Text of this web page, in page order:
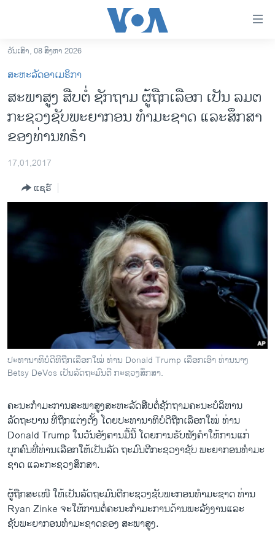
ເຂົ້າ
ຫາ
ຂ້າມ
ຂ້າມ
ໄປ
ຫາ
ຊອກ
ອາເມຣິກາ
ການເລືອກຕັ້ງ ປະທານາທີບໍດີ ສະຫະລັດ 2024
ອິດສະຫຼະພາບດ້ານການຂ່າວ
ຊີວິດຊາວລາວ
ຊຸມຊົນຊາວລາວ
ວິທະຍາສາດ-ເທັກໂນໂລຈີ
ວີດີໂອ
ສຽງ
ລາຍງານ
ຕິດຕາມພວກເຮົາ ທີ່
ພາສາຕ່າງໆ
ວັນເສົາ, 08 ສິງຫາ 2026
ສະຫະລັດອາເມຣິກາ
ສະພາສູງ ສືບຕໍ່ ຊັກຖາມ ຜູ້ຖືກເລືອກ ເປັນ ລມຕ
ກະຊວງຊັບພະຍາກອນ ທຳມະຊາດ ແລະສຶກສາ
ຂອງທ່ານທຣໍາ
17,01,2017
ແຊຣ໌
ປະທານາທິບໍດີທີຖືກເລືອກໃໝ່ ທ່ານ Donald Trump ເລືອກເອົາ ທ່ານນາງ
Betsy DeVos ເປັນລັດຖະມົນຕີ ກະຊວງສຶກສາ.
ຄະນະ​ກຳມະການ​ສະ​ພາ​ສູງ​ສະຫະລັດສືບ​ຕໍ່ຊັກ​ຖາມ​ຄະນະບໍລິຫານ
ລັດຖະບານ ​ທີ່ຖືກແຕ່ງ​ຕັ້ງ ​ໂດຍປະທານາທິບໍດີຖືກ​ເລື​ອກໃໝ່ ທ່ານ
Donald Trump ​ໃນ​ວັນ​ອັງຄານ​ມື້​ນີ້​ ໂດຍ​ການ​ຮັບ​ຟັງ​ຄຳ​ໃຫ້ການແກ່​
ບຸກຄົນ​ທີ່​ທ່ານ​ເລືອກ​ໃຫ້​ເປັນ​ລັດ ຖະມົນຕີ​ກະຊວງາຊັບ ພະຍາກອນ​ທຳ​ມະ​
ຊາດ ແລະ​ກະຊວງ​ສຶກສາ.
ຜູ້ຖືກ​ສະ​ເໜີ ​ໃຫ້​ເປັນ​ລັດຖະມົນຕີ​ກະຊວງຊັບ​ພະ​ກອນ​ທຳ​ມະ​ຊາດ ທ່ານ
Ryan Zinke ຈະ​ໃຫ້ການ​ຕໍ່ຄະນະ​ກຳມະການ​ດ້ານພະລັງງານແລະ
ຊັບພະຍາກອນ​ທຳ​ມະ​ຊາດຂອງ ສະພາ​ສູງ​.